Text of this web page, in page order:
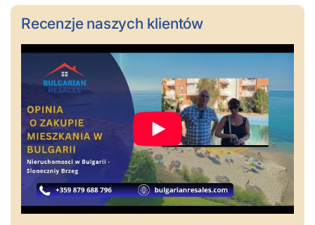
Recenzje naszych klientów